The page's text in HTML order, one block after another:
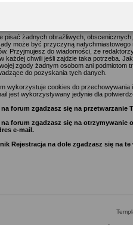
moderatorzy podejmą starania mające na
się więc, że zawartość każdego
(poza wiadomościami pisanymi przez
pisać żadnych obraźliwych,
może być przyczyną
Przyjmujesz do wiadomości, że
każdej chwili jeśli zajdzie taka potrzeba.
zgody żadnym osobom ani podmiotom
do pozyskania tych danych.
wykorzystuje cookies do przechowywania
jest wykorzystywany jedynie dla
forum zgadzasz się na
forum zgadzasz się na
e-mail.
Rejestracja na dole zgadzasz się na te